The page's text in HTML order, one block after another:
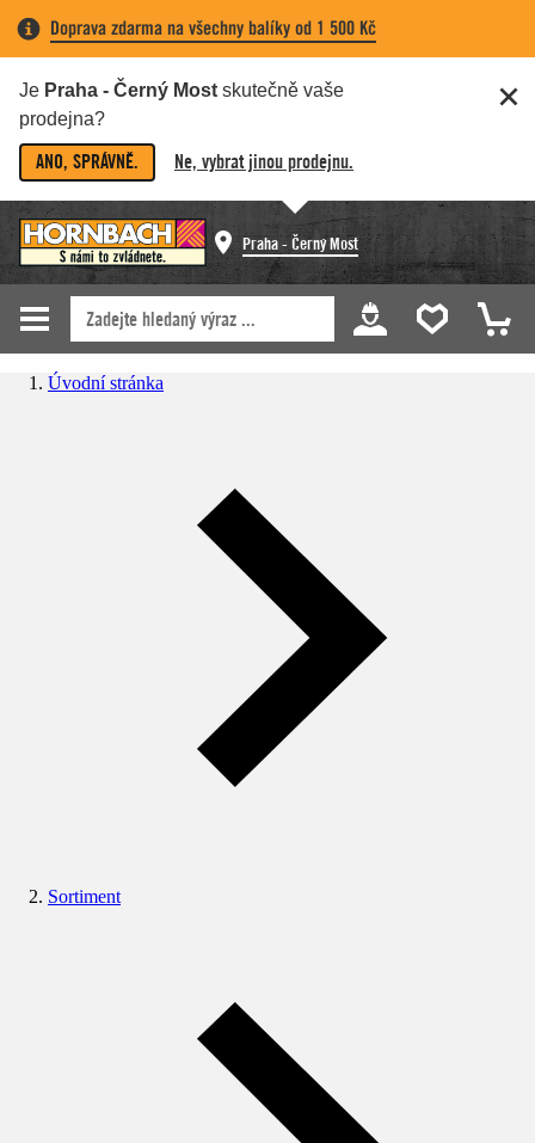
Doprava zdarma na všechny balíky od 1 500 Kč
Je Praha - Černý Most skutečně vaše
prodejna?
ANO, SPRÁVNĚ. Ne, vybrat jinou prodejnu.
Praha - Černý Most
Úvodní stránka
Sortiment